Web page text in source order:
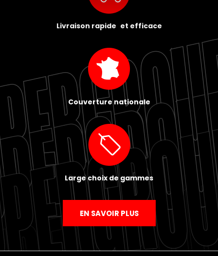
Livraison rapide et efficace
Couverture nationale
Large choix de gammes
EN SAVOIR PLUS